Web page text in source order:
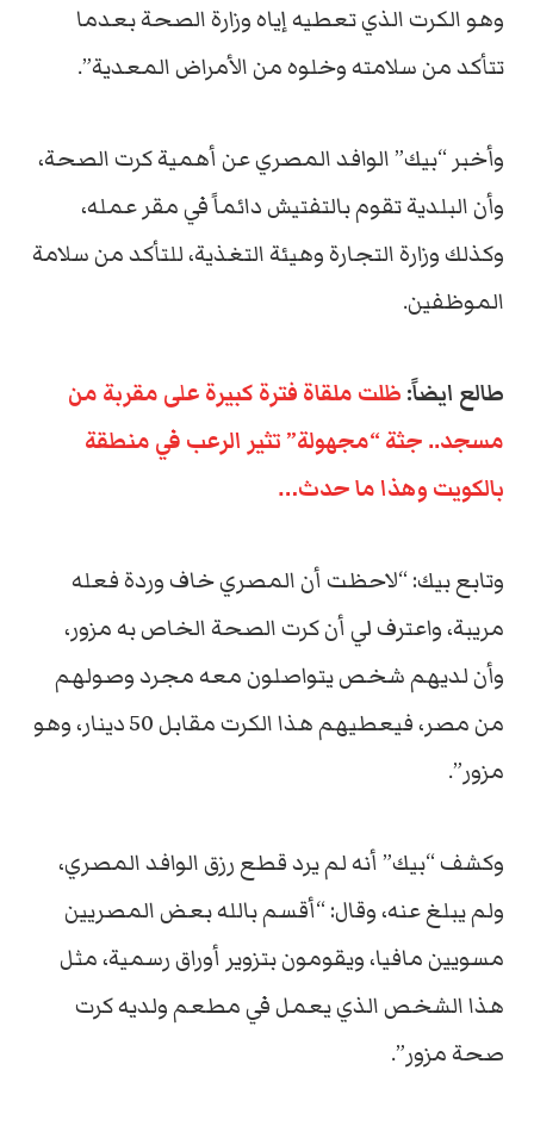
وهو الكرت الذي تعطيه إياه وزارة الصحة بعدما
تتأكد من سلامته وخلوه من الأمراض المعدية”.
وأخبر “بيك” الوافد المصري عن أهمية كرت الصحة،
وأن البلدية تقوم بالتفتيش دائماً في مقر عمله،
وكذلك وزارة التجارة وهيئة التغذية، للتأكد من سلامة
الموظفين.
طالع ايضاً: ظلت ملقاة فترة كبيرة على مقربة من
مسجد.. جثة “مجهولة” تثير الرعب في منطقة
بالكويت وهذا ما حدث…
وتابع بيك: “لاحظت أن المصري خاف وردة فعله
مريبة، واعترف لي أن كرت الصحة الخاص به مزور،
وأن لديهم شخص يتواصلون معه مجرد وصولهم
من مصر، فيعطيهم هذا الكرت مقابل 50 دينار، وهو
مزور”.
وكشف “بيك” أنه لم يرد قطع رزق الوافد المصري،
ولم يبلغ عنه، وقال: “أقسم بالله بعض المصريين
مسويين مافيا، ويقومون بتزوير أوراق رسمية، مثل
هذا الشخص الذي يعمل في مطعم ولديه كرت
صحة مزور”.